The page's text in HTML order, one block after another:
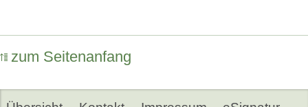
zum Seitenanfang